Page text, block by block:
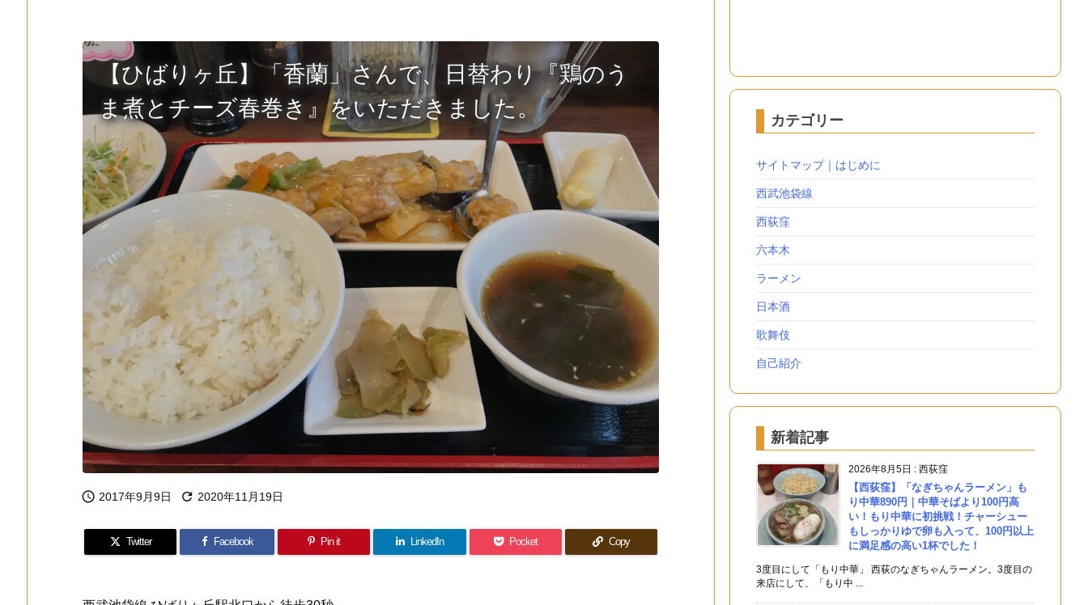
【ひばりヶ丘】「香蘭」さんで、日替わり『鶏のう
ま煮とチーズ春巻き』をいただきました。
 2017年9月9日  2020年11月19日
Twitter Facebook Pin it LinkedIn Pocket Copy
カテゴリー
サイトマップ｜はじめに
西武池袋線
西荻窪
六本木
ラーメン
日本酒
歌舞伎
自己紹介
新着記事
2026年8月5日 : 西荻窪
【西荻窪】「なぎちゃんラーメン」も
り中華890円｜中華そばより100円高
い！もり中華に初挑戦！チャーシュー
もしっかりゆで卵も入って、100円以上
に満足感の高い1杯でした！
3度目にして「もり中華」 西荻のなぎちゃんラーメン。3度目の
来店にして、「もり中 ...